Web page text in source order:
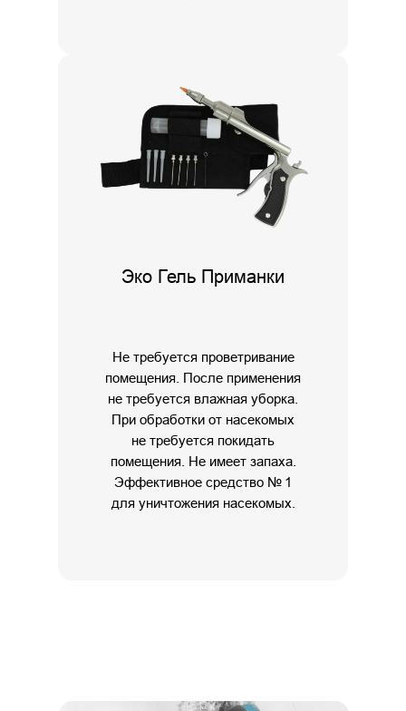
Эко Гель Приманки
Не требуется проветривание
помещения. После применения
не требуется влажная уборка.
При обработки от насекомых
не требуется покидать
помещения. Не имеет запаха.
Эффективное средство № 1
для уничтожения насекомых.